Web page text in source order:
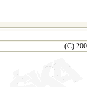
(C)